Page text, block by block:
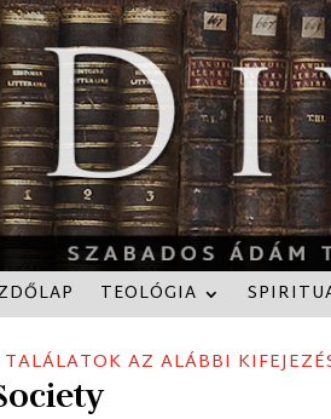
TEOLÓGIA
AZ ALÁBBI